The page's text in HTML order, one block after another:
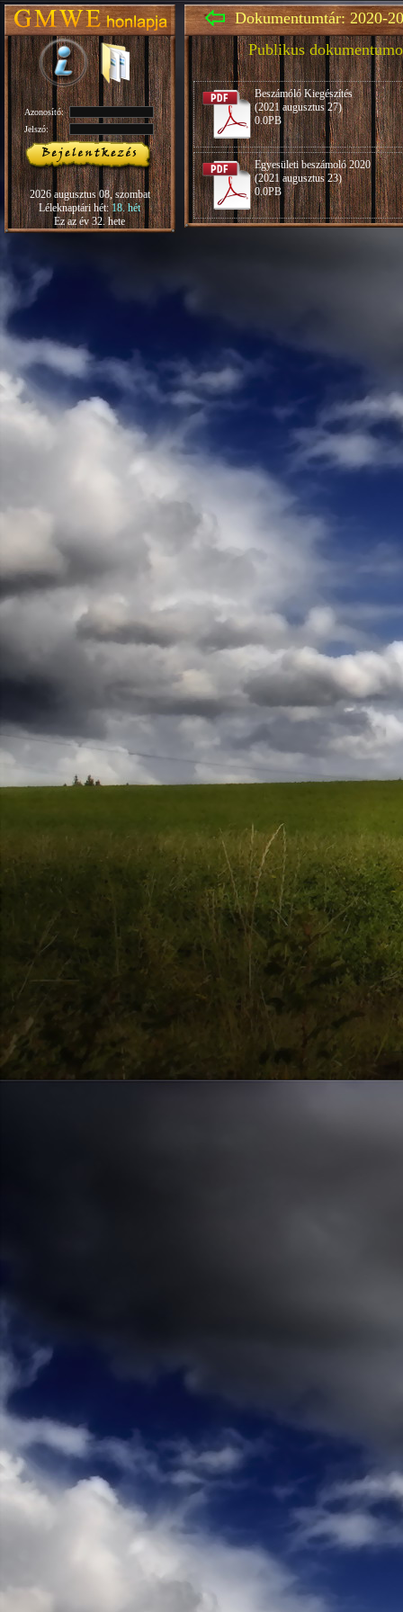
Azonosító:
Jelszó:
2026 augusztus 08, szombat
Léleknaptári hét:18. hét
Ez az év 32. hete
Dokumentumtár: 2020-
Publikus
Beszámóló Kiegészítés
(2021 augusztus 27)
0.0PB
Egyesületi beszámoló 2020
(2021 augusztus 23)
0.0PB